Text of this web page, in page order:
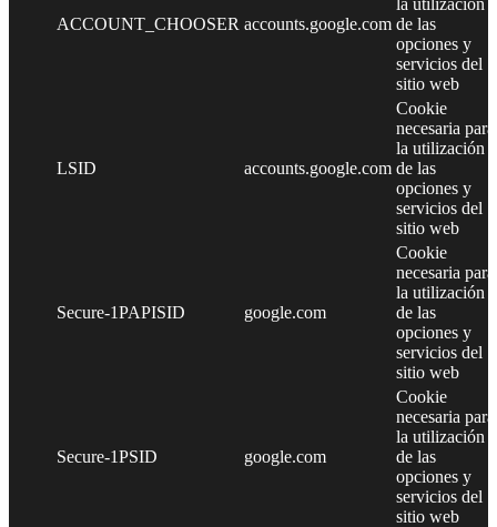
ACCOUNT_CHOOSER accounts.google.com de las
opciones y
servicios del
sitio web
LSID accounts.google.com
Cookie
necesaria para
la utilización
de las
opciones y
servicios del
sitio web
Secure-1PAPISID google.com
Cookie
necesaria para
la utilización
de las
opciones y
servicios del
sitio web
Secure-1PSID google.com
Cookie
necesaria para
la utilización
de las
opciones y
servicios del
sitio web